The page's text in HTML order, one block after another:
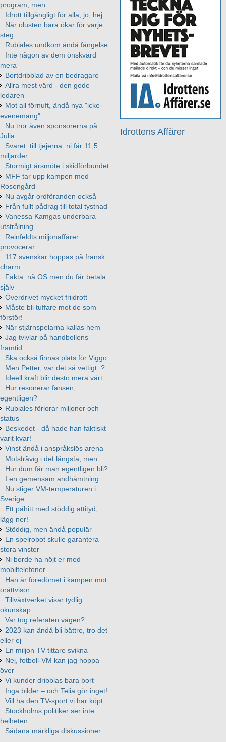
Idrottens Affärer
program, men...
Idrott tillgängligt för alla, jo, hej...
När olusten bara ökar för varje
steg
Rubiales undkom ändå fängelse
Inte någon av dem önskvärd
mera
Bortdribblad av en bedragare
Allra mest värd - den gode
ledaren
Mot all förnuft, ändå nya "icke-
evenemang"
Nu tror även sponsorerna på
Julia
Svaret: till tjejerna: ni får 11,5
miljarder
Stormigt årsmöte i skidförbundet
MFF tar upp kampen med
Rosengård
Nu avgår ordföranden också
Från fullt pådrag till total tystnad
Vanessa Kamgas underbara
utstrålning
Reinfeldts miljonaffärer
provocerar
117 svenskar hoppas på fransk
charm
Fakta: nå OS men du får betala
själv
Överdrivet mycket friidrott
Måste bli tuffare mot de som
förstör!
När stjärnspelarna kallas hem
Jag tvivlar på handbollens
framtid
Ska också finnas plats för Viggo
Men Petter, var det så vettigt..?
Ideell kraft blir desto mera värt
Hur resonerar fansen,
egentligen?
Rubiales förlorar miljoner och
status
Beskedet - då hade han faktiskt
varit kvar!
Vinst ändå i anspråkslös arena
Motsträvig i det längsta, men..
Hur dum får man egentligen bli?
I en gemensam andhämtning
Nu stiger VM-temperaturen i
Sverige
Ett påhitt med stöddig attityd,
lägg ner!
Stöddig, men ändå populär
En spelrobot skulle garantera
stora vinster
Ni borde ha nöjt er med
mobiltelefoner
Han är föredömet i kampen mot
orättvisor
Tillväxtverket visar tydlig
okunskap
Var tog referaten vägen?
2023 kan ändå bli bättre, tro det
eller ej
En miljon TV-tittare svikna
Nej, fotboll-VM kan jag hoppa
över
Vi kunder dribblas bara bort
Inga bilder – och Telia gör inget!
Vill ha den TV-sport vi har köpt
Stockholms politiker ser inte
helheten
Sådana märkliga diskussioner